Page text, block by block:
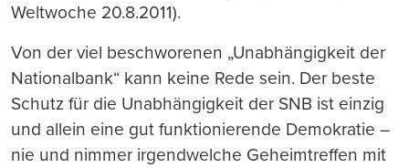
Weltwoche 20.8.2011).
Von der viel beschworenen „Unabhängigkeit der
Nationalbank“ kann keine Rede sein. Der beste
Schutz für die Unabhängigkeit der SNB ist einzig
und allein eine gut funktionierende Demokratie –
nie und nimmer irgendwelche Geheimtreffen mit